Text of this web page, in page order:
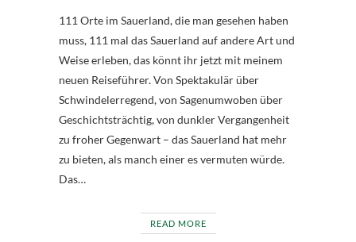
111 Orte im Sauerland, die man gesehen haben
muss, 111 mal das Sauerland auf andere Art und
Weise erleben, das könnt ihr jetzt mit meinem
neuen Reiseführer. Von Spektakulär über
Schwindelerregend, von Sagenumwoben über
Geschichtsträchtig, von dunkler Vergangenheit
zu froher Gegenwart – das Sauerland hat mehr
zu bieten, als manch einer es vermuten würde.
Das…
READ MORE